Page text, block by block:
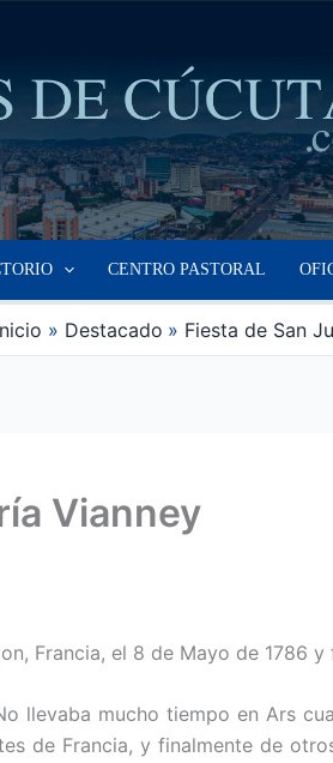
CENTRO PASTORAL
Destacado Fiesta de San
Vianney
Francia, el 8 de Mayo de 1786
llevaba mucho tiempo en Ars
de Francia, y finalmente de